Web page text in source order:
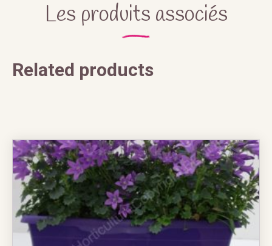
Les produits associés
Related products